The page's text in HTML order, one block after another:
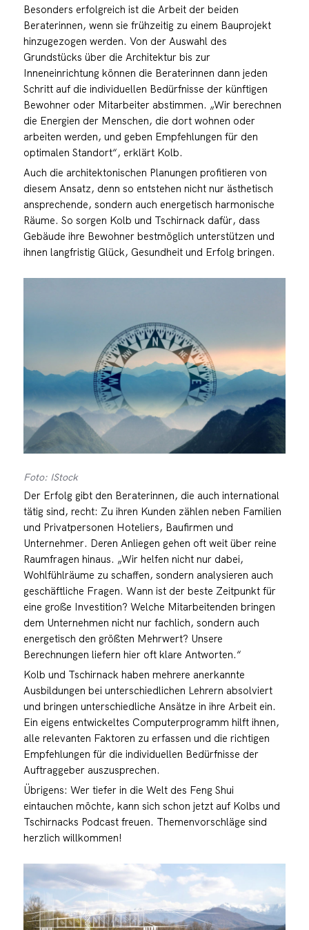
Besonders erfolgreich ist die Arbeit der beiden
Beraterinnen, wenn sie frühzeitig zu einem Bauprojekt
hinzugezogen werden. Von der Auswahl des
Grundstücks über die Architektur bis zur
Inneneinrichtung können die Beraterinnen dann jeden
Schritt auf die individuellen Bedürfnisse der künftigen
Bewohner oder Mitarbeiter abstimmen. „Wir berechnen
die Energien der Menschen, die dort wohnen oder
arbeiten werden, und geben Empfehlungen für den
optimalen Standort“, erklärt Kolb.
Auch die architektonischen Planungen profitieren von
diesem Ansatz, denn so entstehen nicht nur ästhetisch
ansprechende, sondern auch energetisch harmonische
Räume. So sorgen Kolb und Tschirnack dafür, dass
Gebäude ihre Bewohner bestmöglich unterstützen und
ihnen langfristig Glück, Gesundheit und Erfolg bringen.
Foto: IStock
Der Erfolg gibt den Beraterinnen, die auch international
tätig sind, recht: Zu ihren Kunden zählen neben Familien
und Privatpersonen Hoteliers, Baufirmen und
Unternehmer. Deren Anliegen gehen oft weit über reine
Raumfragen hinaus. „Wir helfen nicht nur dabei,
Wohlfühlräume zu schaffen, sondern analysieren auch
geschäftliche Fragen. Wann ist der beste Zeitpunkt für
eine große Investition? Welche Mitarbeitenden bringen
dem Unternehmen nicht nur fachlich, sondern auch
energetisch den größten Mehrwert? Unsere
Berechnungen liefern hier oft klare Antworten.“
Kolb und Tschirnack haben mehrere anerkannte
Ausbildungen bei unterschiedlichen Lehrern absolviert
und bringen unterschiedliche Ansätze in ihre Arbeit ein.
Ein eigens entwickeltes Computerprogramm hilft ihnen,
alle relevanten Faktoren zu erfassen und die richtigen
Empfehlungen für die individuellen Bedürfnisse der
Auftraggeber auszusprechen.
Übrigens: Wer tiefer in die Welt des Feng Shui
eintauchen möchte, kann sich schon jetzt auf Kolbs und
Tschirnacks Podcast freuen. Themenvorschläge sind
herzlich willkommen!